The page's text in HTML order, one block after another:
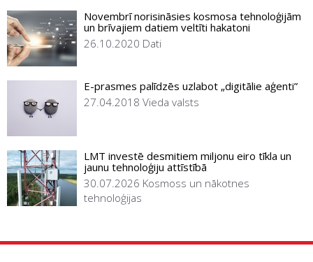
Novembrī norisināsies kosmosa tehnoloģijām
un brīvajiem datiem veltīti hakatoni
26.10.2020 Dati
E-prasmes palīdzēs uzlabot „digitālie aģenti”
27.04.2018 Vieda valsts
LMT investē desmitiem miljonu eiro tīkla un
jaunu tehnoloģiju attīstībā
30.07.2026 Kosmoss un nākotnes
tehnoloģijas